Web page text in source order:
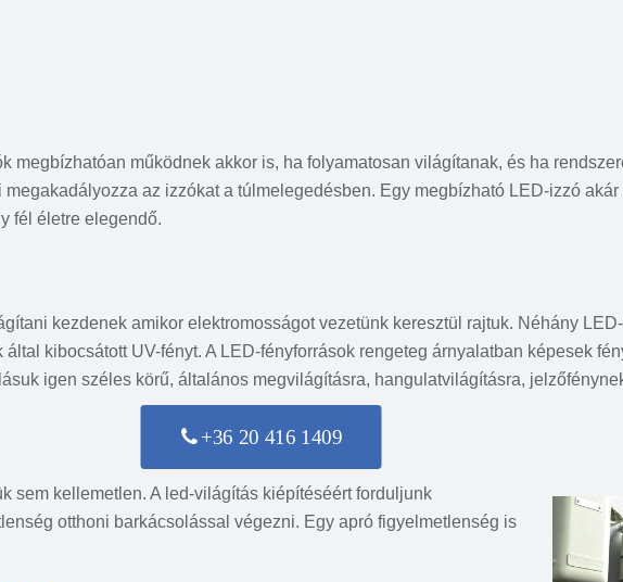
megbízhatóan működnek akkor is, ha folyamatosan világítanak, és ha
az izzókat a túlmelegedésben. Egy megbízható LED-izzó
fél életre elegendő.
kezdenek amikor elektromosságot vezetünk keresztül rajtuk. Néhány
kibocsátott UV-fényt. A LED-fényforrások rengeteg árnyalatban képesek
igen széles körű, általános megvilágításra, hangulatvilágításra,
+36 20 416 1409
sem kellemetlen. A led-világítás kiépítéséért forduljunk
otthoni barkácsolással végezni. Egy apró figyelmetlenség is